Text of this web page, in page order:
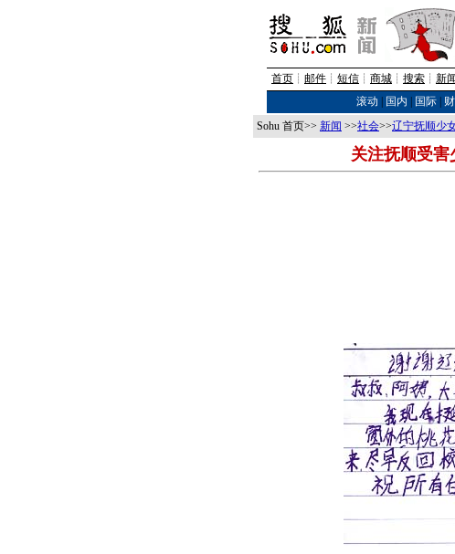
首页 ┊ 邮件 ┊ 短信 ┊ 商城 ┊ 搜索 ┊ 新
滚动
国内 国际|
Sohu 首页>> 新闻 >>社会>>辽宁抚顺少
关注抚顺受